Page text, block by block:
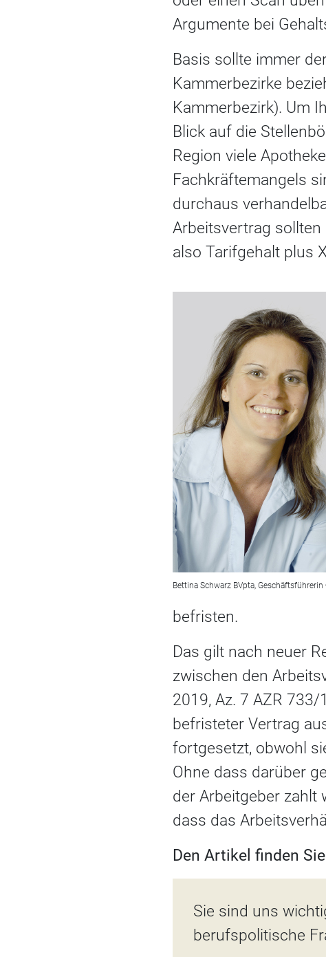
Argumente bei
Basis sollte immer
Kammerbezirke
Kammerbezirk). Um
Blick auf die
Region viele
Fachkräftemangels
durchaus
Arbeitsvertrag
also Tarifgehalt plus
Bettina Schwarz BVpta,
befristen.
Das gilt nach neuer
zwischen den
2019, Az. 7 AZR
befristeter Vertrag
fortgesetzt, obwohl
Ohne dass darüber
der Arbeitgeber zahlt
dass das
Den Artikel finden
Sie sind uns
berufspolitische